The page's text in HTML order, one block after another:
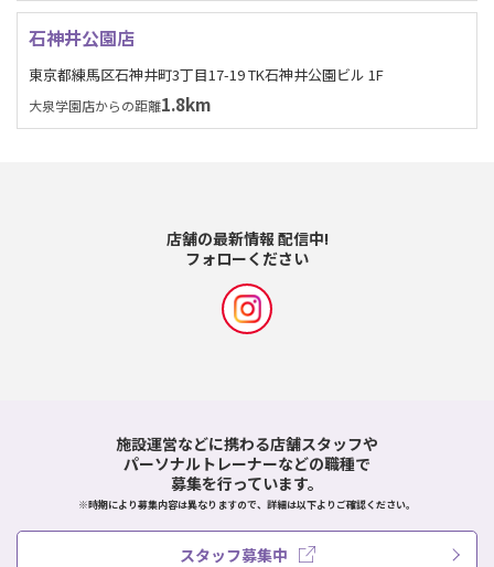
石神井公園店
東京都練馬区石神井町3丁目17-19 TK石神井公園ビル 1F
大泉学園店からの距離1.8km
店舗の最新情報 配信中!
フォローください
施設運営などに携わる店舗スタッフや
パーソナルトレーナーなどの職種で
募集を行っています。
※時期により募集内容は異なりますので、詳細は以下よりご確認ください。
スタッフ募集中